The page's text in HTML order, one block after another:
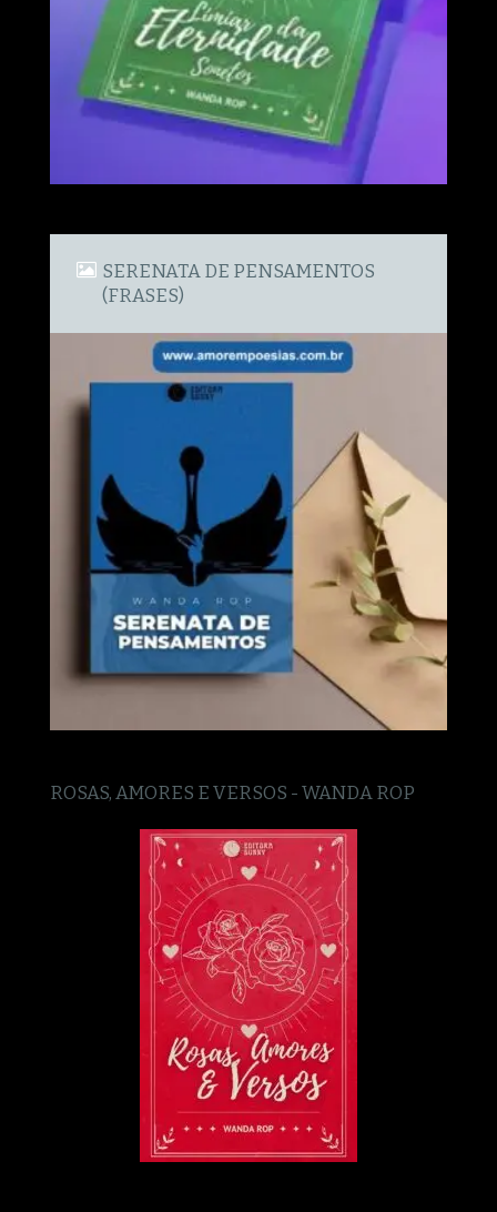
SERENATA DE PENSAMENTOS
(FRASES)
ROSAS, AMORES E VERSOS - WANDA ROP